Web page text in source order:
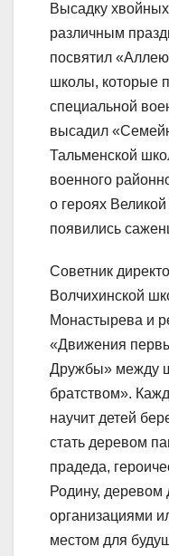
Высадку
различным
посвятил
школы, которые
специальной
высадил
Тальменской
военного
о героях
появились
Советник
Волчихинской
Монастырева и
«Движения
Дружбы» между
братством».
научит детей
стать деревом
прадеда,
Родину,
организациями
местом для